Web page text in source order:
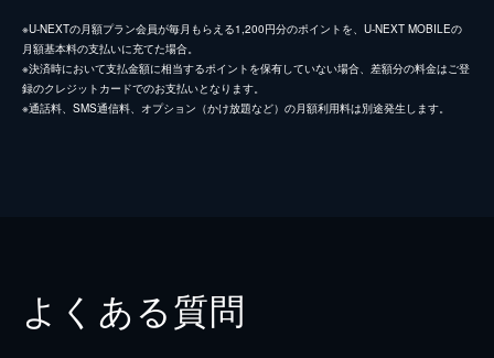
※U-NEXTの月額プラン会員が毎月もらえる1,200円分のポイントを、U-NEXT MOBILEの
月額基本料の支払いに充てた場合。
※決済時において支払金額に相当するポイントを保有していない場合、差額分の料金はご登
録のクレジットカードでのお支払いとなります。
※通話料、SMS通信料、オプション（かけ放題など）の月額利用料は別途発生します。
よくある質問